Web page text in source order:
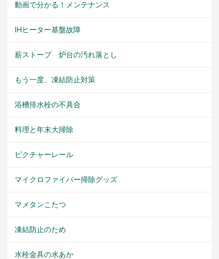
動画で分かる！メンテナンス
IHヒーター基盤故障
薪ストーブ 炉台の汚れ落とし
もう一度、凍結防止対策
浴槽排水栓の不具合
料理と年末大掃除
ピクチャーレール
マイクロファイバー掃除グッズ
マメタンこたつ
凍結防止のため
水栓金具の水あか